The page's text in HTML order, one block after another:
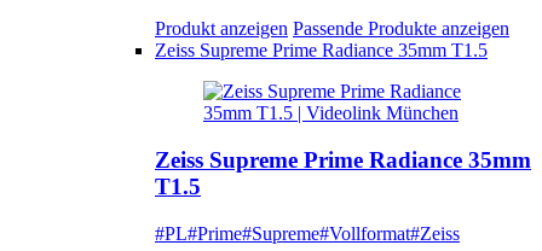
Produkt anzeigen Passende Produkte anzeigen
Zeiss Supreme Prime Radiance 35mm T1.5
Zeiss Supreme Prime Radiance 35mm
T1.5
#PL#Prime#Supreme#Vollformat#Zeiss